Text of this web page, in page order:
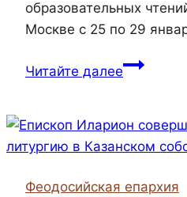
образовательных
Москве с 25 по 29
Читайте далееБолее 20
в
Феодосийская епархия